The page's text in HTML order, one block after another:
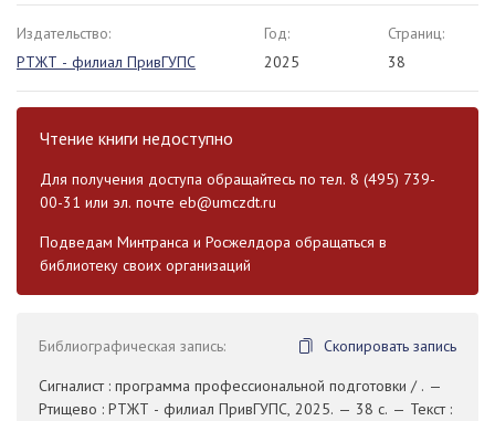
Издательство:
РТЖТ - филиал ПривГУПС
Год:
2025
Страниц:
38
Чтение книги недоступно
Для получения доступа обращайтесь по тел. 8 (495) 739-
00-31 или эл. почте eb@umczdt.ru
Подведам Минтранса и Росжелдора обращаться в
библиотеку своих организаций
Библиографическая запись:
Скопировать запись
Сигналист : программа профессиональной подготовки / . —
Ртищево : РТЖТ - филиал ПривГУПС, 2025. — 38 с. — Текст :